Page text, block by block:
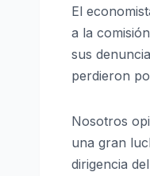
El
a la
sus
perdieron
Nosotros
una gran
dirigencia